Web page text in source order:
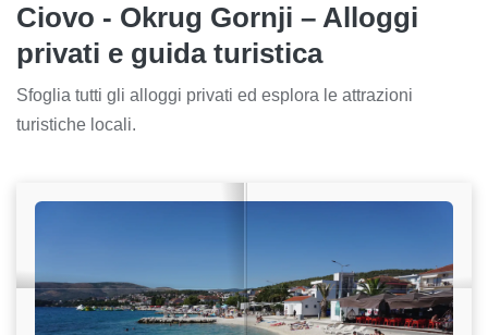
Ciovo - Okrug Gornji – Alloggi
privati e guida turistica
Sfoglia tutti gli alloggi privati ed esplora le attrazioni
turistiche locali.